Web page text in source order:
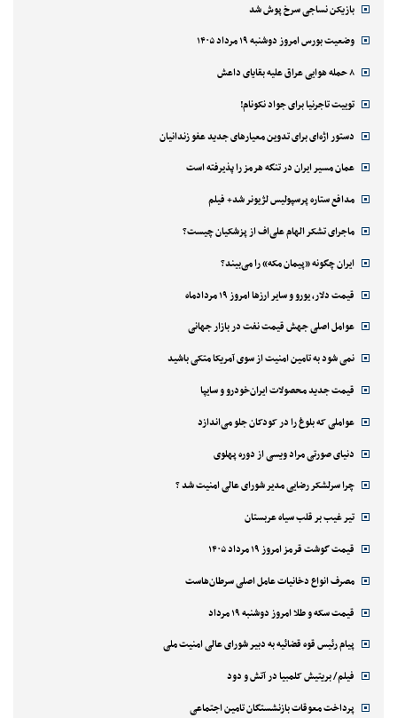
بازیکن نساجی سرخ پوش شد
وضعیت بورس امروز دوشنبه ۱۹ مرداد ۱۴۰۵
۸ حمله هوایی عراق علیه بقایای داعش
توییت تاجرنیا برای جواد نکونام!
دستور اژه‌ای برای تدوین معیارهای جدید عفو زندانیان
عمان مسیر ایران در تنگه هرمز را پذیرفته است
مدافع ستاره پرسپولیس لژیونر شد+ فیلم
ماجرای تشکر الهام علی‌اف از پزشکیان چیست؟
ایران چگونه «پیمان مکه» را می‌بیند؟
قیمت دلار، یورو و سایر ارزها امروز ۱۹ مردادماه
عوامل اصلی جهش قیمت نفت در بازار جهانی
نمی شود به تامین امنیت از سوی آمریکا متکی باشید
قیمت جدید محصولات ایران‌خودرو و سایپا
عواملی که بلوغ را در کودکان جلو می‌اندازد
دنیای صورتی مراد ویسی از دوره پهلوی
چرا سرلشکر رضایی مدیر شورای عالی امنیت شد ؟
تیر غیب بر قلب سیاه عربستان
قیمت گوشت قرمز امروز ۱۹ مرداد ۱۴۰۵
مصرف انواع دخانیات عامل اصلی سرطان‌هاست
قیمت سکه و طلا امروز دوشنبه ۱۹ مرداد
پیام رئیس قوه قضائیه به دبیر شورای عالی امنیت ملی
فیلم/ بریتیش کلمبیا در آتش و دود
پرداخت معوقات بازنشستگان تامین اجتماعی